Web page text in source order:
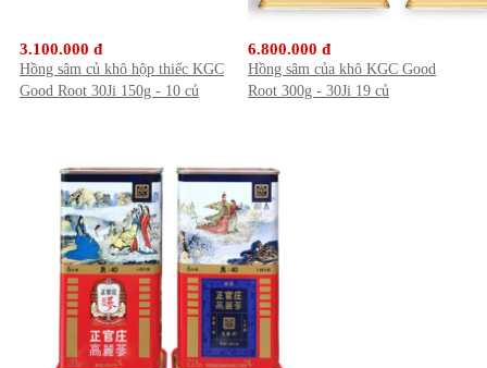
3.100.000 đ
Hồng sâm củ khô hộp thiếc KGC
Good Root 30Ji 150g - 10 củ
6.800.000 đ
Hồng sâm của khô KGC Good
Root 300g - 30Ji 19 củ